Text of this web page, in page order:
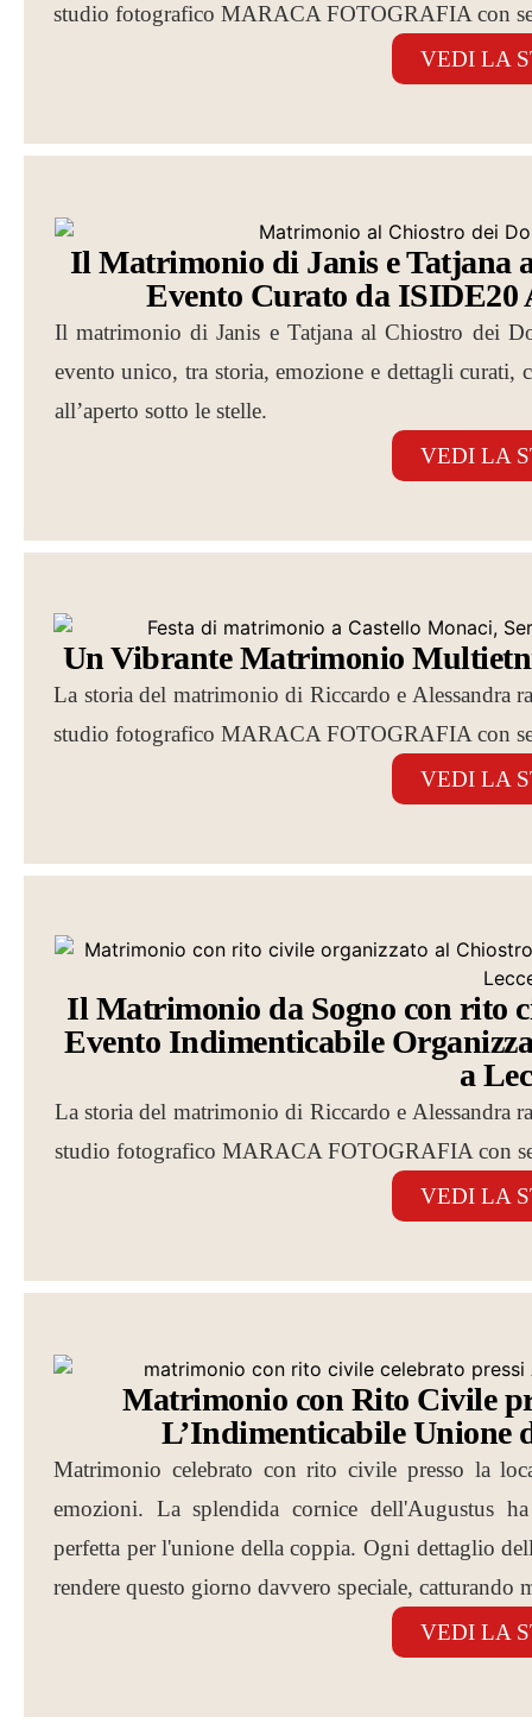
studio fotografico MARACA FOTOGRAFIA con
VEDI LA
Il Matrimonio di Janis e Tatjana
Evento Curato da ISIDE20
Il matrimonio di Janis e Tatjana al Chiostro dei
evento unico, tra storia, emozione e dettagli
all’aperto sotto le stelle.
VEDI LA
Un Vibrante Matrimonio
La storia del matrimonio di Riccardo e Alessandra
studio fotografico MARACA FOTOGRAFIA con
VEDI LA
Il Matrimonio da Sogno con rito
Evento Indimenticabile
a
La storia del matrimonio di Riccardo e Alessandra
studio fotografico MARACA FOTOGRAFIA con
VEDI LA
Matrimonio con Rito Civile
L’Indimenticabile Unione
Matrimonio celebrato con rito civile presso la
emozioni. La splendida cornice dell'Augustus
perfetta per l'unione della coppia. Ogni dettaglio
rendere questo giorno davvero speciale, catturando
VEDI LA